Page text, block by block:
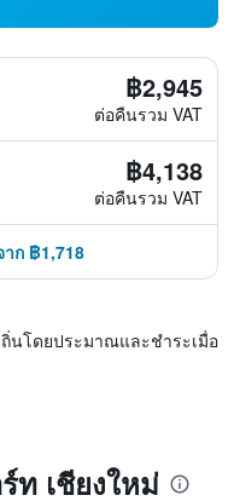
฿2,945
ต่อคืนรวม VAT
฿4,138
ต่อคืนรวม VAT
าก ฿1,718
นโดยประมาณและชำระเมื่อ
ท เชียงใหม่